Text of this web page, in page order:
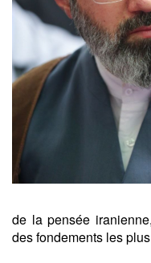
de la pensée
des fondements les